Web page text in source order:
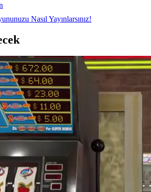
Nasıl Yayınlarsınız!